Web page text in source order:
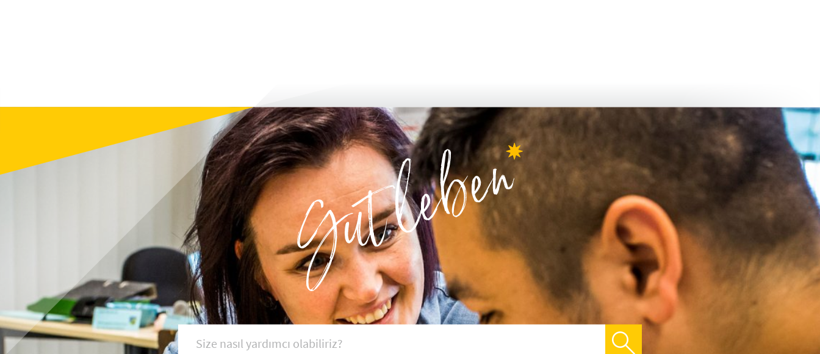
bi̇lgi̇lendi̇ri̇n ve uygulayin büyümek & geli̇şmek yaşa ve eğlen